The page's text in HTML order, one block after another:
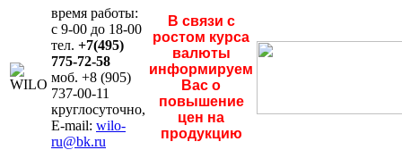
время работы:
с 9-00 до 18-00
тел. +7(495)
775-72-58
моб. +8 (905)
737-00-11
круглосуточно,
E-mail: wilo-
ru@bk.ru
В связи с
ростом курса
валюты
информируем
Вас о
повышение
цен на
продукцию